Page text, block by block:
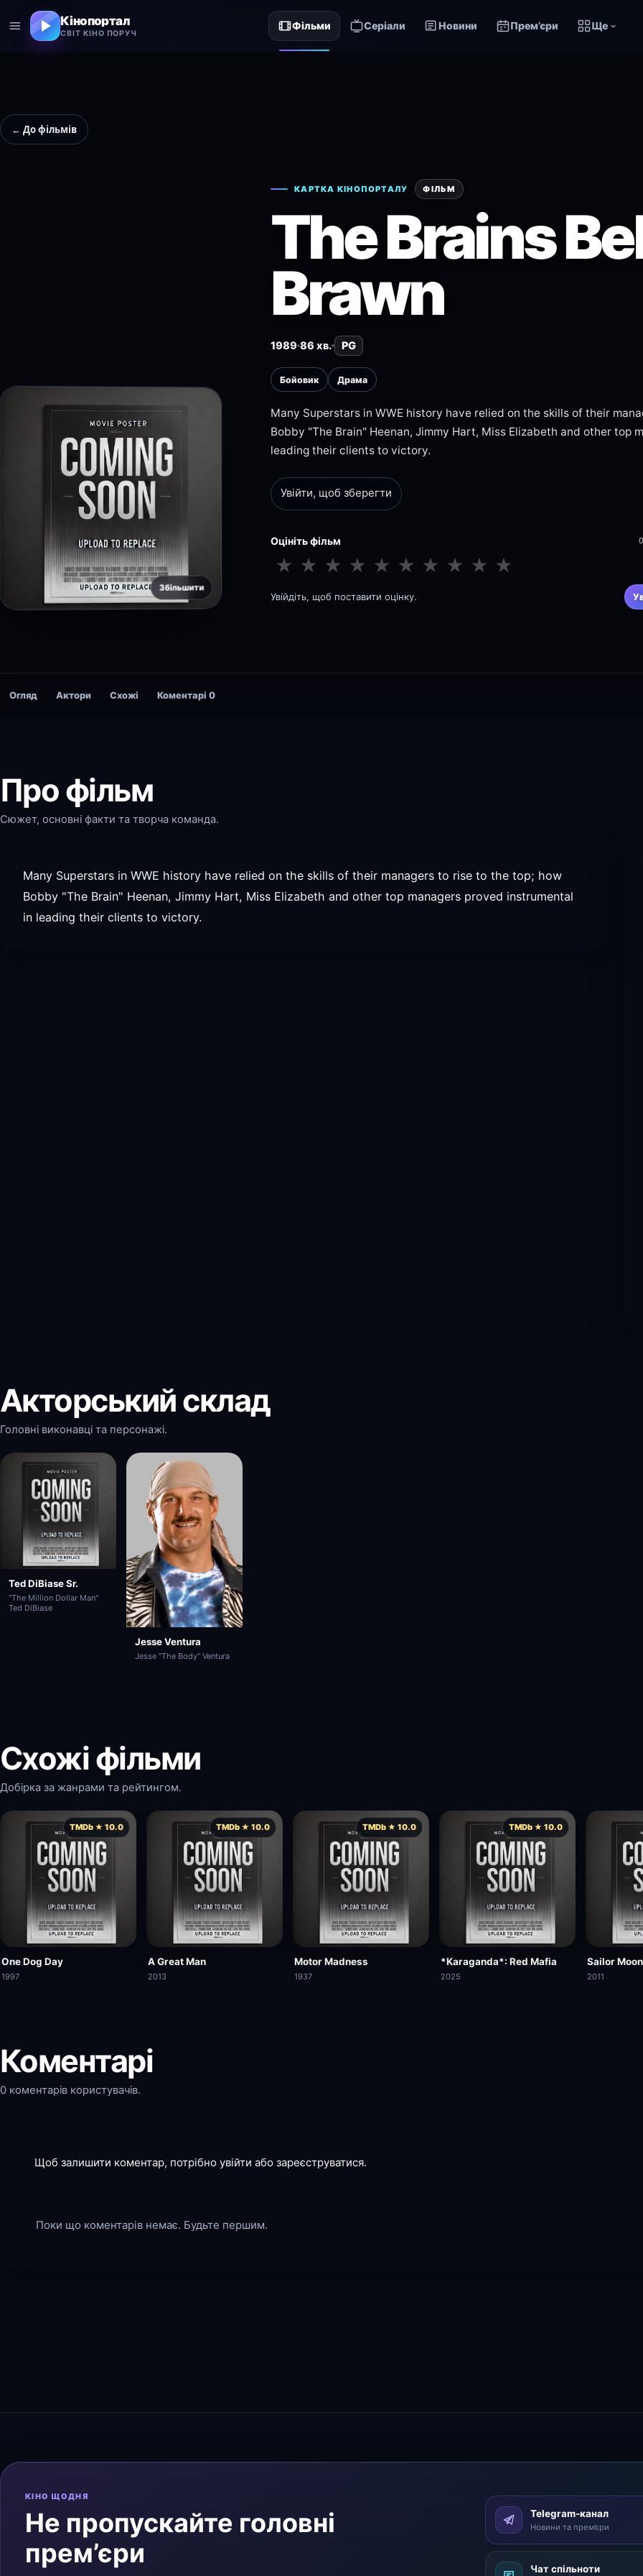
Кінопортал
СВІТ КІНО ПОРУЧ
Фільми Серіали Новини Прем’єри Ще
← До фільмів
Збільшити
КАРТКА КІНОПОРТАЛУ ФІЛЬМ
The Brains
Brawn
1989 86 хв. PG
Бойовик Драма
Many Superstars in WWE history have relied on the skills of their
Bobby "The Brain" Heenan, Jimmy Hart, Miss Elizabeth and other top
leading their clients to victory.
Увійти, щоб зберегти
Оцініть фільм
★ ★ ★ ★ ★ ★ ★ ★ ★ ★
Увійдіть, щоб поставити оцінку.
Огляд Актори Схожі Коментарі 0
Про фільм
Сюжет, основні факти та творча команда.
Many Superstars in WWE history have relied on the skills of their managers to rise to the top; how
Bobby "The Brain" Heenan, Jimmy Hart, Miss Elizabeth and other top managers proved instrumental
in leading their clients to victory.
Акторський склад
Головні виконавці та персонажі.
Ted DiBiase Sr.
"The Million Dollar Man"
Ted DiBiase
Jesse Ventura
Jesse "The Body" Ventura
Схожі фільми
Добірка за жанрами та рейтингом.
TMDb ★ 10.0
One Dog Day
1997
TMDb ★ 10.0
A Great Man
2013
TMDb ★ 10.0
Motor Madness
1937
TMDb ★ 10.0
*Karaganda*: Red Mafia
2025
Sailor
2011
Коментарі
0 коментарів користувачів.
Щоб залишити коментар, потрібно увійти або зареєструватися.
Поки що коментарів немає. Будьте першим.
КІНО ЩОДНЯ
Не пропускайте головні
прем’єри
Telegram-канал
Новини та прем’єри
Чат спільноти